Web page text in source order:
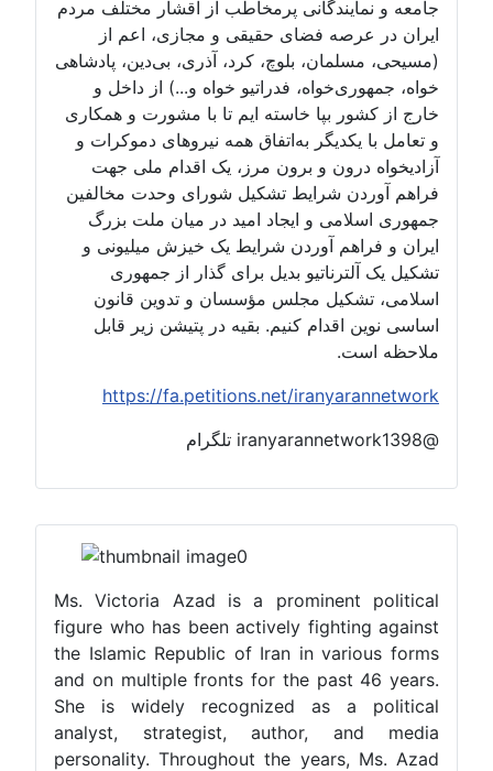
Ms. Victoria Azad is a prominent political
figure who has been actively fighting against
the Islamic Republic of Iran in various forms
and on multiple fronts for the past 46 years.
She is widely recognized as a political
analyst, strategist, author, and media
personality. Throughout the years, Ms. Azad
جامعه و نمایندگانی پرمخاطب از اقشار مختلف مردم
ایران در عرصه فضای حقیقی و مجازی، اعم از
(مسیحی، مسلمان، بلوچ، کرد، آذری، بی‌دین، پادشاهی
خواه، جمهوری‌خواه، فدراتیو خواه و...) از داخل و
خارج از کشور بپا خاسته ایم تا با مشورت و همکاری
و تعامل با یکدیگر به‌اتفاق همه نیروهای دموکرات و
آزادیخواه درون و برون مرز، یک اقدام ملی جهت
فراهم آوردن شرایط تشکیل شورای وحدت مخالفین
جمهوری اسلامی و ایجاد امید در میان ملت بزرگ
ایران و فراهم آوردن شرایط یک خیزش میلیونی و
تشکیل یک آلترناتیو بدیل برای گذار از جمهوری
اسلامی، تشکیل مجلس مؤسسان و تدوین قانون
اساسی نوین اقدام کنیم. بقیه در پتیشن زیر قابل
ملاحظه است.
https://fa.petitions.net/iranyarannetwork
@iranyarannetwork1398 تلگرام